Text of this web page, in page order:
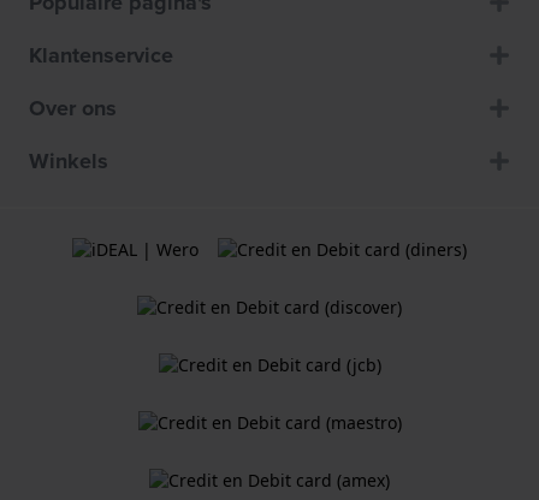
Klantenservice
Over ons
Winkels